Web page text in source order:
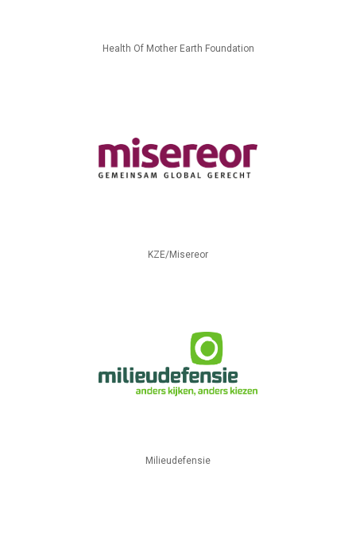
Health Of Mother Earth Foundation
KZE/Misereor
Milieudefensie